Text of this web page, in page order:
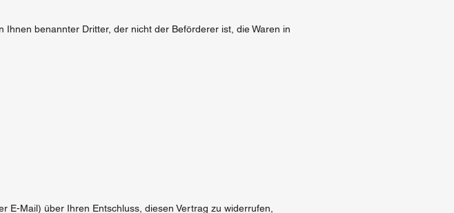
benannter Dritter, der nicht der Beförderer ist, die Waren in
E-Mail) über Ihren Entschluss, diesen Vertrag zu widerrufen,